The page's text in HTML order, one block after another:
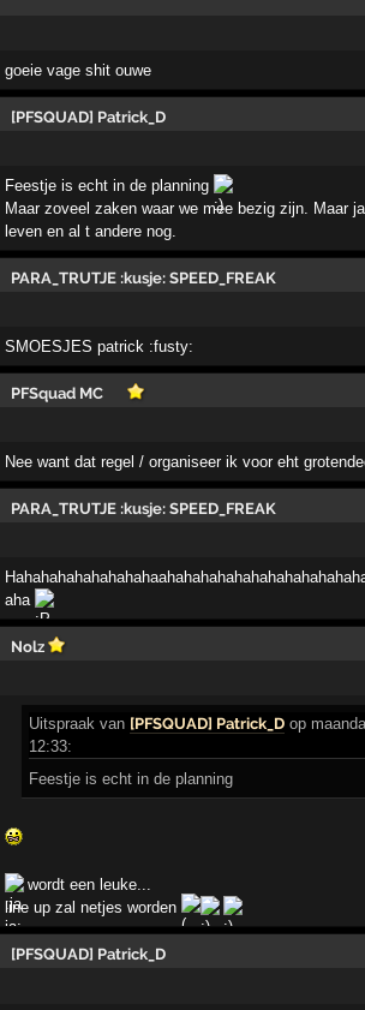
goeie vage shit ouwe
[PFSQUAD] Patrick_D
Feestje is echt in de planning
Maar zoveel zaken waar we mee bezig zijn. Maar
leven en al t andere nog.
PARA_TRUTJE :kusje: SPEED_FREAK
SMOESJES patrick :fusty:
PFSquad MC
Nee want dat regel / organiseer ik voor eht
PARA_TRUTJE :kusje: SPEED_FREAK
aha
Nolz
Uitspraak van [PFSQUAD] Patrick_D op
12:33:
Feestje is echt in de planning
wordt een leuke...
line up zal netjes worden
[PFSQUAD] Patrick_D